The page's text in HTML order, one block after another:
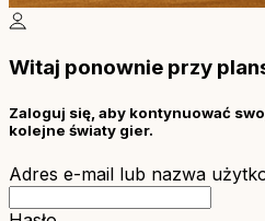
Witaj ponownie przy
Zaloguj się, aby kontynuować
kolejne światy gier.
Adres e-mail lub nazwa